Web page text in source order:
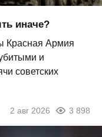
иначе?
Красная Армия
и
советских
2 авг 2026 3 898